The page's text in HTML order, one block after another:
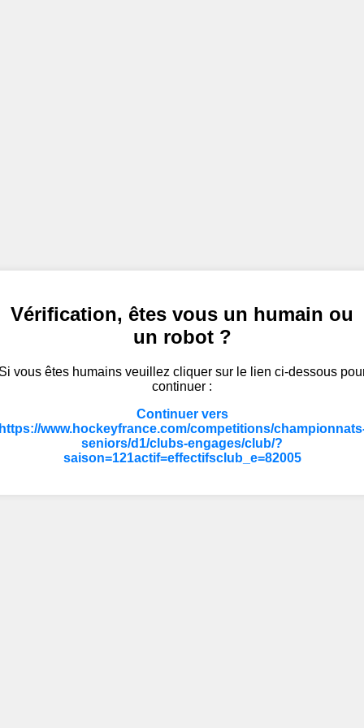
Vérification, êtes vous un humain ou
un robot ?
vous êtes humains veuillez cliquer sur le lien ci-dessous
continuer :
Continuer vers
www.hockeyfrance.com/competitions/
seniors/d1/clubs-engages/club/?
saison=121actif=effectifsclub_e=82005